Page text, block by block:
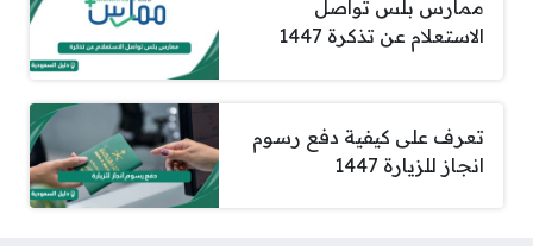
ممارس بلس تواصل
الاستعلام عن تذكرة 1447
تعرف على كيفية دفع رسوم
انجاز للزيارة 1447